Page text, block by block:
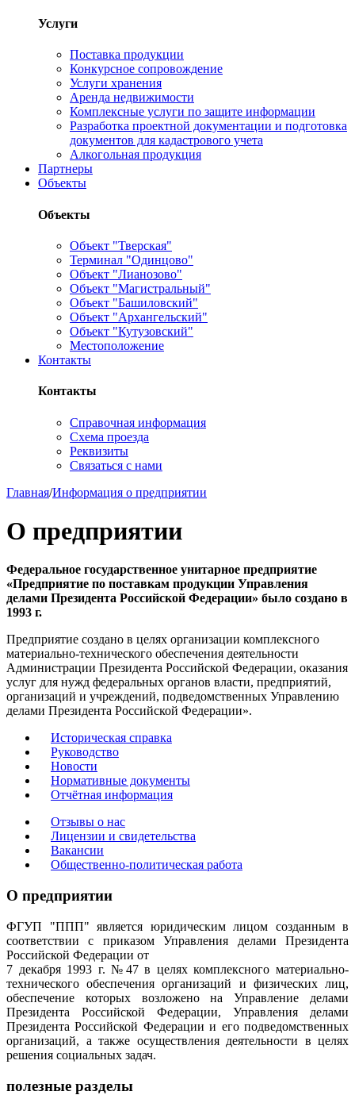
Услуги
Поставка продукции
Конкурсное сопровождение
Услуги хранения
Аренда недвижимости
Комплексные услуги по защите информации
Разработка проектной документации и подготовка
документов для кадастрового учета
Алкогольная продукция
Партнеры
Объекты
Объекты
Объект "Тверская"
Терминал "Одинцово"
Объект "Лианозово"
Объект "Магистральный"
Объект "Башиловский"
Объект "Архангельский"
Объект "Кутузовский"
Местоположение
Контакты
Контакты
Справочная информация
Схема проезда
Реквизиты
Связаться с нами
Главная/Информация о предприятии
О предприятии
Федеральное государственное унитарное предприятие
«Предприятие по поставкам продукции Управления
делами Президента Российской Федерации» было создано в
1993 г.
Предприятие создано в целях организации комплексного
материально-технического обеспечения деятельности
Администрации Президента Российской Федерации, оказания
услуг для нужд федеральных органов власти, предприятий,
организаций и учреждений, подведомственных Управлению
делами Президента Российской Федерации».
Историческая справка
Руководство
Новости
Нормативные документы
Отчётная информация
Отзывы о нас
Лицензии и свидетельства
Вакансии
Общественно-политическая работа
О предприятии
ФГУП "ППП" является юридическим лицом созданным в
соответствии с приказом Управления делами Президента
Российской Федерации от
7 декабря 1993 г. №47 в целях комплексного материально-
технического обеспечения организаций и физических лиц,
обеспечение которых возложено на Управление делами
Президента Российской Федерации, Управления делами
Президента Российской Федерации и его подведомственных
организаций, а также осуществления деятельности в целях
решения социальных задач.
полезные разделы